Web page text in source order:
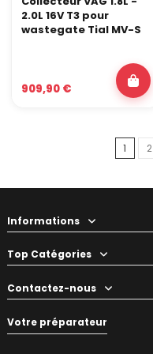
2.0L 16V T3 pour
wastegate Tial MV-S
909,90 €
1 2
Informations
Top Catégories
Contactez-nous
Votre préparateur